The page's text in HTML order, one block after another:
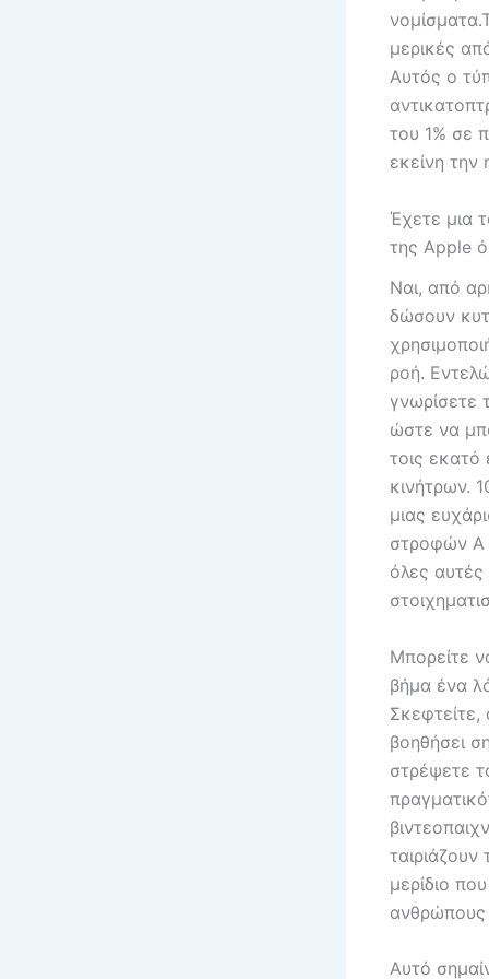
μερικές
Αυτός ο
του 1% σε
εκείνη την
Έχετε μια
της Apple
Ναι, από
δώσουν
ροή.
γνωρίσετε
ώστε να
τοις
κινήτρων.
μιας
στροφών A
όλες
Μπορείτε
βήμα ένα
Σκεφτείτε,
βοηθήσει
στρέψετε
μερίδιο
ανθρώπους
Αυτό